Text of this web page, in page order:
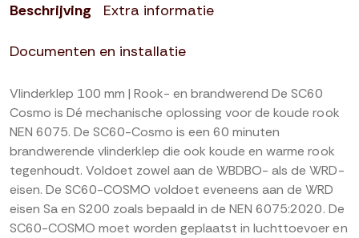
Beschrijving Extra informatie
Documenten en installatie
Vlinderklep 100 mm | Rook- en brandwerend De SC60
Cosmo is Dé mechanische oplossing voor de koude rook
NEN 6075. De SC60-Cosmo is een 60 minuten
brandwerende vlinderklep die ook koude en warme rook
tegenhoudt. Voldoet zowel aan de WBDBO- als de WRD-
eisen. De SC60-COSMO voldoet eveneens aan de WRD
eisen Sa en S200 zoals bepaald in de NEN 6075:2020. De
SC60-COSMO moet worden geplaatst in luchttoevoer en